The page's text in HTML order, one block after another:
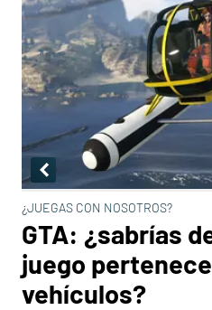
¿JUEGAS CON NOSOTROS?
GTA: ¿sabrías
juego
vehículos?